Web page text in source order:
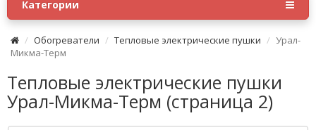
Категории
Обогреватели Тепловые электрические пушки
Урал-
Микма-Терм
Тепловые электрические пушки
Урал-Микма-Терм (страница 2)